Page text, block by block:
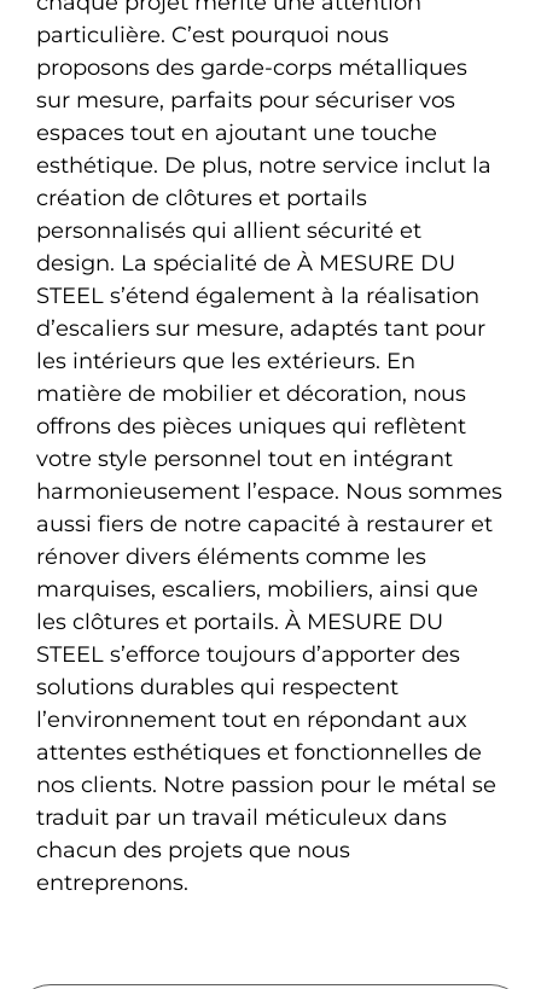
particulière. C’est pourquoi nous
proposons des garde-corps métalliques
sur mesure, parfaits pour sécuriser vos
espaces tout en ajoutant une touche
esthétique. De plus, notre service inclut la
création de clôtures et portails
personnalisés qui allient sécurité et
design. La spécialité de À MESURE DU
STEEL s’étend également à la réalisation
d’escaliers sur mesure, adaptés tant pour
les intérieurs que les extérieurs. En
matière de mobilier et décoration, nous
offrons des pièces uniques qui reflètent
votre style personnel tout en intégrant
harmonieusement l’espace. Nous sommes
aussi fiers de notre capacité à restaurer et
rénover divers éléments comme les
marquises, escaliers, mobiliers, ainsi que
les clôtures et portails. À MESURE DU
STEEL s’efforce toujours d’apporter des
solutions durables qui respectent
l’environnement tout en répondant aux
attentes esthétiques et fonctionnelles de
nos clients. Notre passion pour le métal se
traduit par un travail méticuleux dans
chacun des projets que nous
entreprenons.